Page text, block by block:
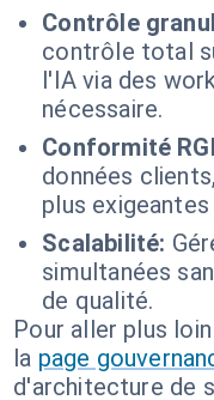
Contrôle
contrôle total
l'IA via des
nécessaire.
Conformité
données
plus
Scalabilité:
simultanées
de qualité.
Pour aller plus
la page
d'architecture de